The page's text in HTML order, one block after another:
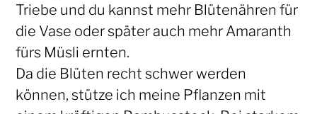
Triebe und du kannst mehr Blütenähren für
die Vase oder später auch mehr Amaranth
fürs Müsli ernten.
Da die Blüten recht schwer werden
können, stütze ich meine Pflanzen mit